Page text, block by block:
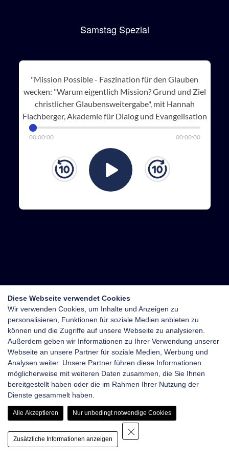
Samstag Spezial
"Mission Possible - Faszination für den Glauben
wecken: "Warum eigentlich Mission? Grund und Ziel
christlicher Glaubensweitergabe", mit Hannah
Flachberger, Akademie für Dialog und Evangelisation
00:00:00 00:00:00
Diese Webseite verwendet Cookies
Wir verwenden Cookies, um Inhalte und Anzeigen zu
personalisieren, Funktionen für soziale Medien anbieten zu
können und die Zugriffe auf unsere Webseite zu analysieren.
Außerdem geben wir Informationen zu Ihrer Verwendung unserer
Webseite an unsere Partner für soziale Medien, Werbung und
Analysen weiter. Unsere Partner führen diese Informationen
möglicherweise mit weiteren Daten zusammen, die Sie Ihnen
bereitgestellt haben oder die im Rahmen Ihrer Nutzung der
Dienste gesammelt haben.
Alle Akzeptieren Nur unbedingt notwendige Cookies
Zusätzliche Informationen anzeigen